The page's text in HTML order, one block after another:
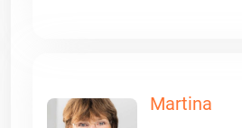
Martina